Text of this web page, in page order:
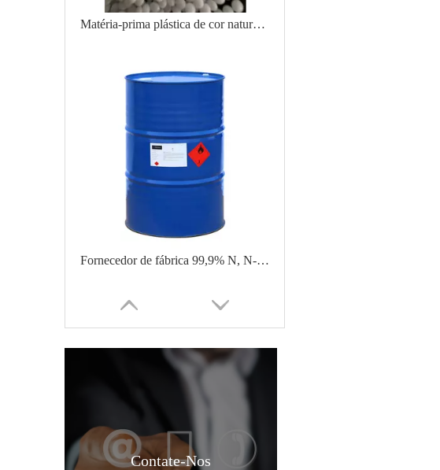
Matéria-prima plástica de cor natural POM Poliacetal/Poliformaldeído
Fornecedor de fábrica 99,9% N, N-Dimetilformamida DMF CAS 68-12-2
Contate-Nos